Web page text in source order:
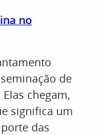
no
de
chegam,
significa um
das